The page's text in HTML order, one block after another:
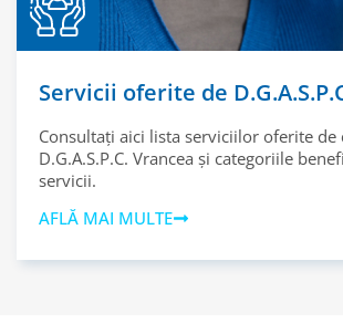
Servicii oferite de
Consultați aici lista serviciilor oferite de
D.G.A.S.P.C. Vrancea și categoriile
servicii.
AFLĂ MAI MULTE